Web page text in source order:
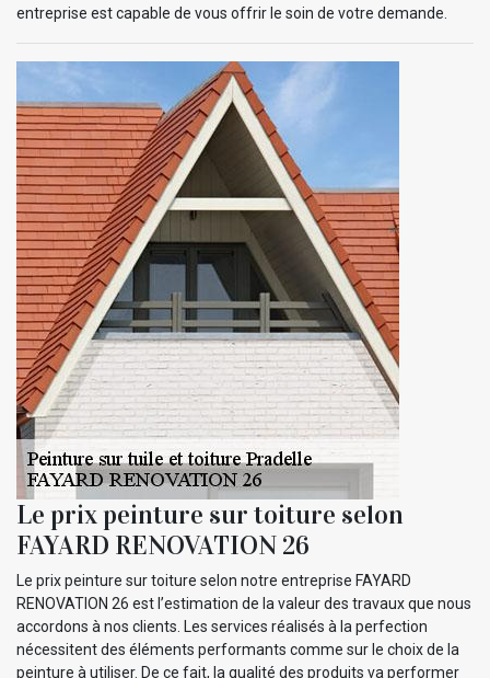
entreprise est capable de vous offrir le soin de votre demande.
Le prix peinture sur toiture selon
FAYARD RENOVATION 26
Le prix peinture sur toiture selon notre entreprise FAYARD
RENOVATION 26 est l’estimation de la valeur des travaux que nous
accordons à nos clients. Les services réalisés à la perfection
nécessitent des éléments performants comme sur le choix de la
peinture à utiliser. De ce fait, la qualité des produits va performer